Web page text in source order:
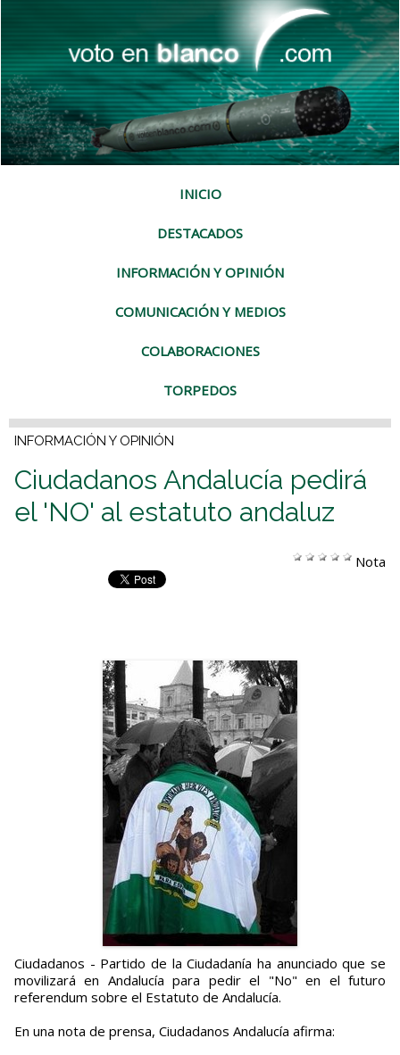
INICIO
DESTACADOS
INFORMACIÓN Y OPINIÓN
COMUNICACIÓN Y MEDIOS
COLABORACIONES
TORPEDOS
INFORMACIÓN Y OPINIÓN
Ciudadanos Andalucía pedirá
el 'NO' al estatuto andaluz
Nota
Ciudadanos - Partido de la Ciudadanía ha anunciado que se
movilizará en Andalucía para pedir el "No" en el futuro
referendum sobre el Estatuto de Andalucía.
En una nota de prensa, Ciudadanos Andalucía afirma: